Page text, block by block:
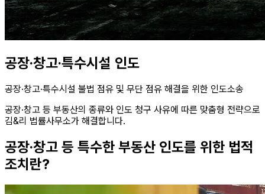
공장·창고·특수시설 인도
공장·창고·특수시설 불법 점유 및 무단 점유 해결을 위한 인도소송
공장·창고 등 부동산의 종류와 인도 청구 사유에 따른 맞춤형 전략으로
김&리 법률사무소가 해결합니다.
공장·창고 등 특수한 부동산 인도를 위한 법적
조치란?